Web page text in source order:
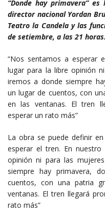
“Donde hay primavera”
director nacional Yordan
Teatro la Candela y las
de setiembre, a las 21 horas.
“Nos sentamos a esperar
lugar para la libre opinión
iremos a donde siempre
un lugar de cuentos, con
en las ventanas. El tren
esperar un rato más”
La obra se puede definir
esperar el tren. En
opinión ni para las
siempre hay primavera,
cuentos, con una patria
ventanas. El tren llegará
rato más”